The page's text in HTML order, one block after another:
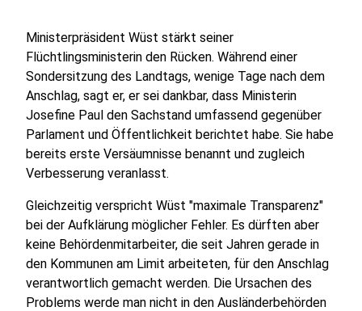
Ministerpräsident Wüst stärkt seiner
Flüchtlingsministerin den Rücken. Während einer
Sondersitzung des Landtags, wenige Tage nach dem
Anschlag, sagt er, er sei dankbar, dass Ministerin
Josefine Paul den Sachstand umfassend gegenüber
Parlament und Öffentlichkeit berichtet habe. Sie habe
bereits erste Versäumnisse benannt und zugleich
Verbesserung veranlasst.
Gleichzeitig verspricht Wüst "maximale Transparenz"
bei der Aufklärung möglicher Fehler. Es dürften aber
keine Behördenmitarbeiter, die seit Jahren gerade in
den Kommunen am Limit arbeiteten, für den Anschlag
verantwortlich gemacht werden. Die Ursachen des
Problems werde man nicht in den Ausländerbehörden